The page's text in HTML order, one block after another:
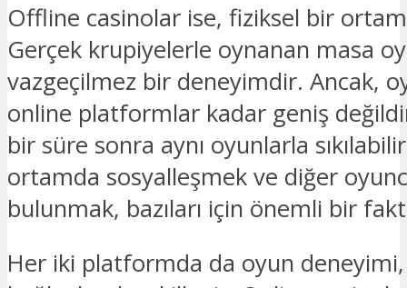
Offline casinolar ise, fiziksel bir
Gerçek krupiyelerle oynanan masa
vazgeçilmez bir deneyimdir. Ancak,
online platformlar kadar geniş
bir süre sonra aynı oyunlarla
ortamda sosyalleşmek ve diğer
bulunmak, bazıları için önemli bir
Her iki platformda da oyun